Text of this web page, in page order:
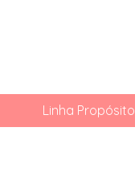
Linha Propósito